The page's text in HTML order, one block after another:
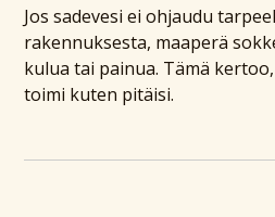
Jos sadevesi ei ohjaudu
rakennuksesta, maaperä
kulua tai painua. Tämä
toimi kuten pitäisi.